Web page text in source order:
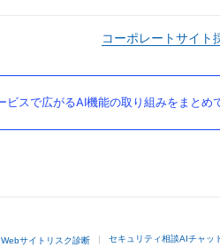
コーポレートサイト
スで広がるAI機能の取り組みをまとめ
Webサイトリスク診断 セキュリティ相談AIチャッ